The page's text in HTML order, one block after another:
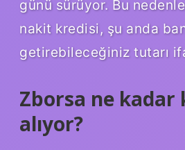
günü sürüyor. Bu
nakit kredisi, şu anda
getirebileceğiniz tutarı
Zborsa ne kadar
alıyor?